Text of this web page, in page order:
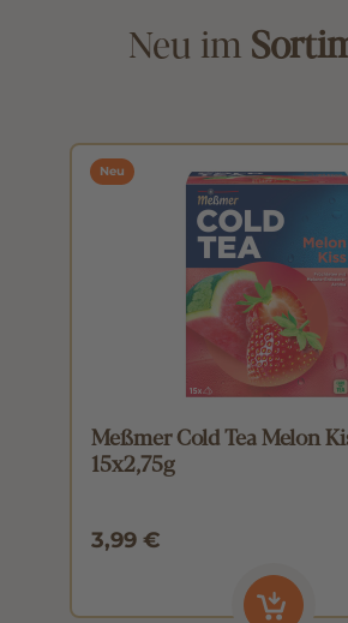
Neu im
Neu
Meßmer Cold Tea Melon
15x2,75g
3,99 €